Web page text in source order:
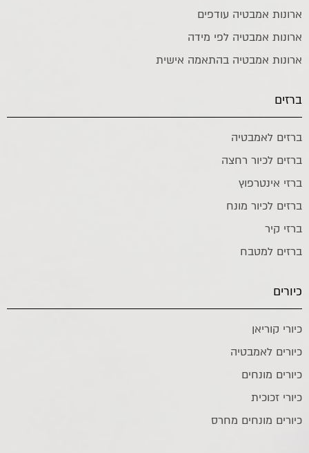
ארונות אמבטיה עודפים
ארונות אמבטיה לפי מידה
ארונות אמבטיה בהתאמה אישית
ברזים
ברזים לאמבטיה
ברזים לכיור רחצה
ברזי אינטרפוץ
ברזים לכיור מונח
ברזי קיר
ברזים למטבח
כיורים
כיורי קוריאן
כיורים לאמבטיה
כיורים מונחים
כיורי זכוכית
כיורים מונחים מחרס